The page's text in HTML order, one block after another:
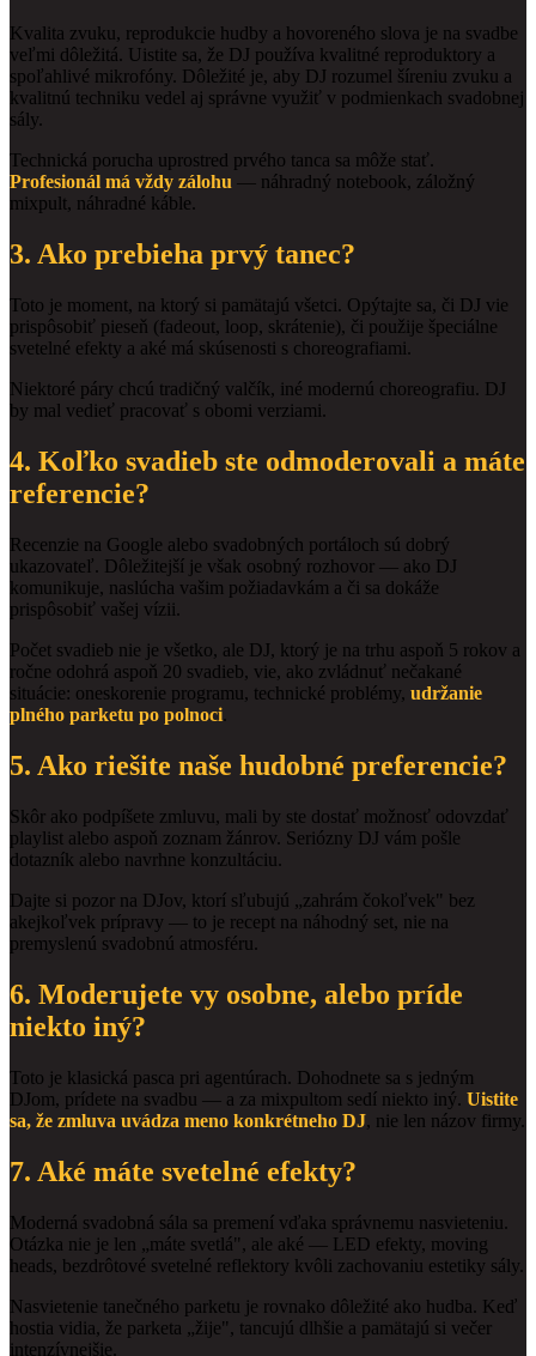
Kvalita zvuku, reprodukcie hudby a hovoreného slova je na svadbe
veľmi dôležitá. Uistite sa, že DJ používa kvalitné reproduktory a
spoľahlivé mikrofóny. Dôležité je, aby DJ rozumel šíreniu zvuku a
kvalitnú techniku vedel aj správne využiť v podmienkach svadobnej
sály.
Technická porucha uprostred prvého tanca sa môže stať.
Profesionál má vždy zálohu — náhradný notebook, záložný
mixpult, náhradné káble.
3. Ako prebieha prvý tanec?
Toto je moment, na ktorý si pamätajú všetci. Opýtajte sa, či DJ vie
prispôsobiť pieseň (fadeout, loop, skrátenie), či použije špeciálne
svetelné efekty a aké má skúsenosti s choreografiami.
Niektoré páry chcú tradičný valčík, iné modernú choreografiu. DJ
by mal vedieť pracovať s obomi verziami.
4. Koľko svadieb ste odmoderovali a máte
referencie?
Recenzie na Google alebo svadobných portáloch sú dobrý
ukazovateľ. Dôležitejší je však osobný rozhovor — ako DJ
komunikuje, naslúcha vašim požiadavkám a či sa dokáže
prispôsobiť vašej vízii.
Počet svadieb nie je všetko, ale DJ, ktorý je na trhu aspoň 5 rokov a
ročne odohrá aspoň 20 svadieb, vie, ako zvládnuť nečakané
situácie: oneskorenie programu, technické problémy, udržanie
plného parketu po polnoci.
5. Ako riešite naše hudobné preferencie?
Skôr ako podpíšete zmluvu, mali by ste dostať možnosť odovzdať
playlist alebo aspoň zoznam žánrov. Seriózny DJ vám pošle
dotazník alebo navrhne konzultáciu.
Dajte si pozor na DJov, ktorí sľubujú „zahrám čokoľvek" bez
akejkoľvek prípravy — to je recept na náhodný set, nie na
premyslenú svadobnú atmosféru.
6. Moderujete vy osobne, alebo príde
niekto iný?
Toto je klasická pasca pri agentúrach. Dohodnete sa s jedným
DJom, prídete na svadbu — a za mixpultom sedí niekto iný. Uistite
sa, že zmluva uvádza meno konkrétneho DJ, nie len názov firmy.
7. Aké máte svetelné efekty?
Moderná svadobná sála sa premení vďaka správnemu nasvieteniu.
Otázka nie je len „máte svetlá", ale aké — LED efekty, moving
heads, bezdrôtové svetelné reflektory kvôli zachovaniu estetiky sály.
Nasvietenie tanečného parketu je rovnako dôležité ako hudba. Keď
hostia vidia, že parketa „žije", tancujú dlhšie a pamätajú si večer
intenzívnejšie.